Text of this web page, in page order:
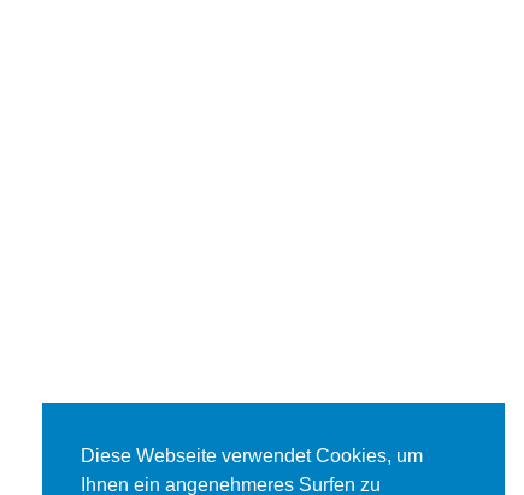
Diese Webseite verwendet Cookies, um
Ihnen ein angenehmeres Surfen zu